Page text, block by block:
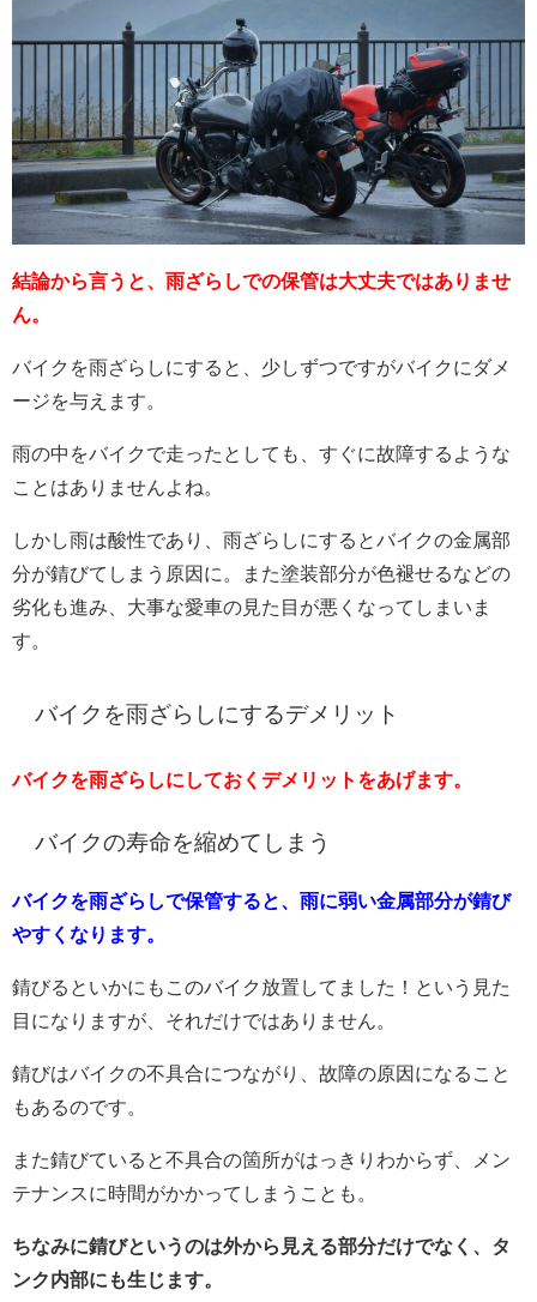
結論から言うと、雨ざらしでの保管は大丈夫ではありませ
ん。
バイクを雨ざらしにすると、少しずつですがバイクにダメ
ージを与えます。
雨の中をバイクで走ったとしても、すぐに故障するような
ことはありませんよね。
しかし雨は酸性であり、雨ざらしにするとバイクの金属部
分が錆びてしまう原因に。
また塗装部分が色褪せるなどの
劣化も進み、大事な愛車の見た目が悪くなってしまいま
す。
バイクを雨ざらしにするデメリット
バイクを雨ざらしにしておくデメリットをあげます。
バイクの寿命を縮めてしまう
バイクを雨ざらしで保管すると、雨に弱い金属部分が錆び
やすくなります。
錆びるといかにもこのバイク放置してました！という見た
目になりますが、それだけではありません。
錆びはバイクの不具合につながり、故障の原因になること
もあるのです。
また錆びていると不具合の箇所がはっきりわからず、メン
テナンスに時間がかかってしまうことも。
ちなみに錆びというのは外から見える部分だけでなく、タ
ンク内部にも生じます。